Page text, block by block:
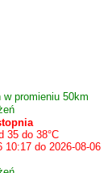
w promieniu 50km
35 do 38°C
10:17 do 2026-08-06